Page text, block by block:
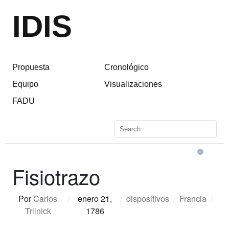
IDIS
Propuesta
Equipo
FADU
Cronológico
Visualizaciones
Fisiotrazo
PorCarlos
Trilnick
/
enero 21,
1786
/ dispositivos / Francia /